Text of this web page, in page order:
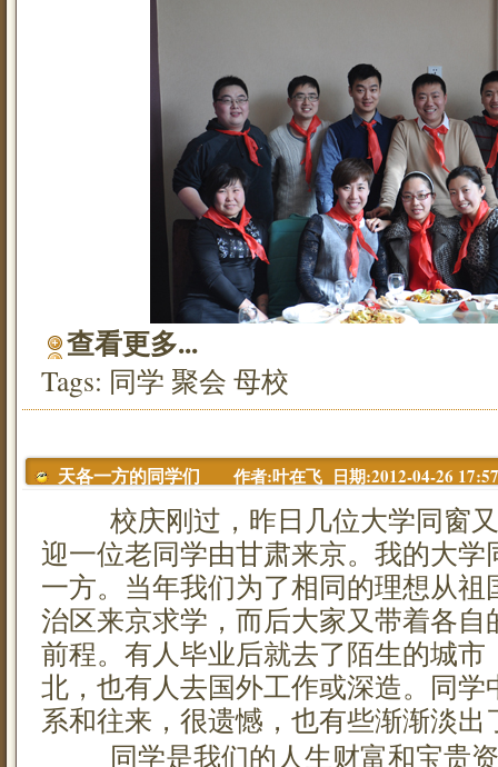
查看更多...
Tags: 同学 聚会 母校
天各一方的同学们 作者:叶在飞 日期:2012-04-26
校庆刚过，昨日几位大学同窗又
迎一位老同学由甘肃来京。我的大
一方。当年我们为了相同的理想从祖
治区来京求学，而后大家又带着各
前程。有人毕业后就去了陌生的城
北，也有人去国外工作或深造。同
系和往来，很遗憾，也有些渐渐淡出
同学是我们的人生财富和宝贵资